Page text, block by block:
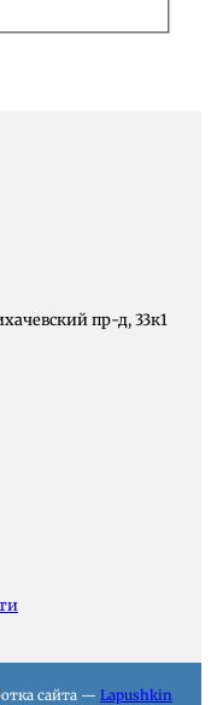
пр-д, 33к1
сайта — Lapushkin